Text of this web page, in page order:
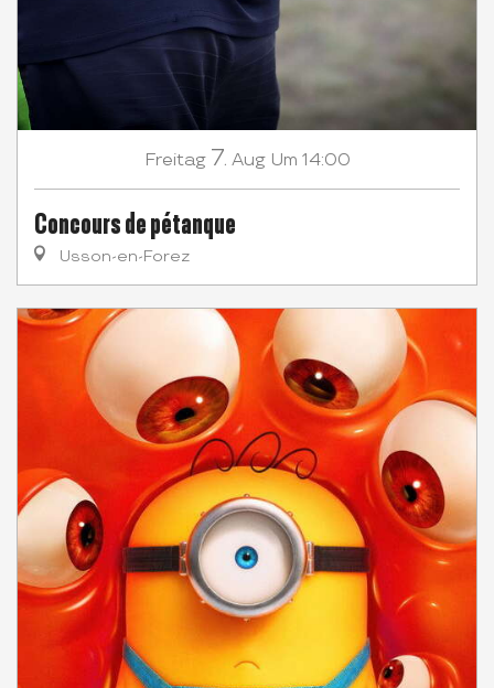
Freitag 7. Aug Um 14:00
Concours de pétanque
Usson-en-Forez